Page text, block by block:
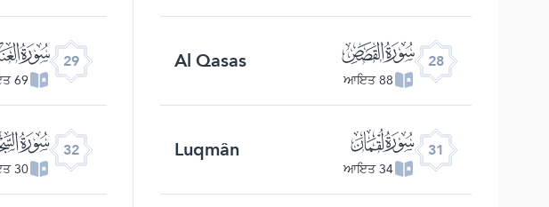
28 ﮨ
88 ਆਇਤ
Al Qasas
29
69 ਆਇਤ
31 ﮫ
34 ਆਇਤ
Luqmân
32
30 ਆਇਤ